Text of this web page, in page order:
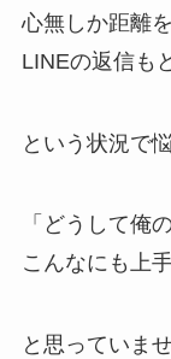
心無しか距離
LINEの返信も
という状況で
「どうして俺
こんなにも上
と思っていま